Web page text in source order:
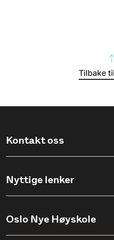
Tilbake
Kontakt oss
Ullevålsveien 76, 0454
(+47) 23 23 38 20
Nyttige lenker
Søknadsinfo
Oslo Nye Høyskole